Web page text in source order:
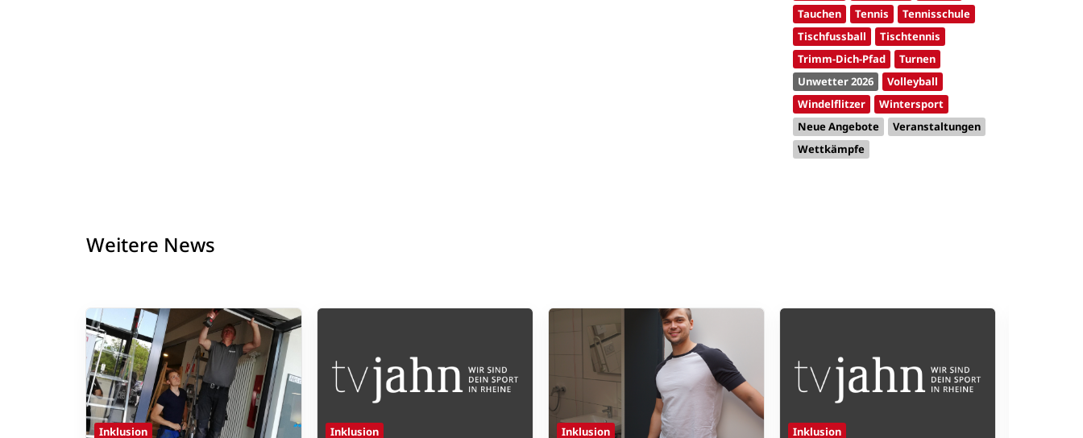
Tauchen
Tennis
Tennisschule
Tischfussball
Tischtennis
Trimm-Dich-Pfad
Turnen
Unwetter 2026
Volleyball
Windelflitzer
Wintersport
Neue Angebote
Veranstaltungen
Wettkämpfe
Weitere News
Inklusion Inklusion Inklusion Inklusion